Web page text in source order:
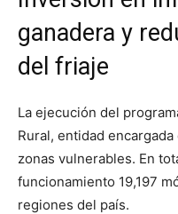
ganadera y
del friaje
La ejecución del
Rural, entidad
zonas vulnerables. En
funcionamiento 19,197
regiones del país.